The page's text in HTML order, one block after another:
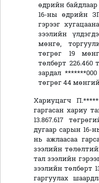
өдрийн
16-ны өдрийн
гэрээг
зээлийн
мөнгө,
төгрөг 19
төлбөрт 226.460
зардал
төгрөг 44
Хариуцагч
гаргасан хариу
13.867.617
дугаар сарын 16-
нь ажлаасаа
зээлийн
тал зээлийн
зээлийн төлбөрт
гаргуулах